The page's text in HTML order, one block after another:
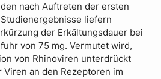
nach Auftreten der ersten
liefern
der Erkältungsdauer bei
von 75 mg. Vermutet wird,
von Rhinoviren unterdrückt
an den Rezeptoren im